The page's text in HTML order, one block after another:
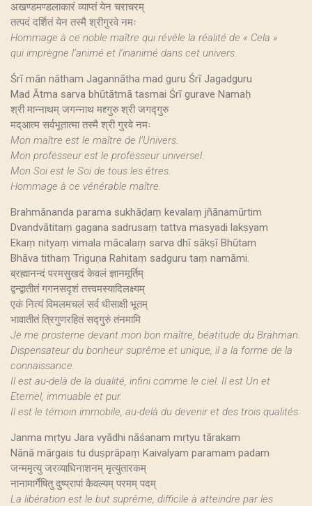
अखण्डमण्डलाकारं व्याप्तं येन चराचरम्
तत्पदं दर्शितं येन तस्मै श्रीगुरवे नमः
Hommage à ce noble maître qui révèle la réalité de « Cela »
qui imprègne l’animé et l’inanimé dans cet univers.
Śrī mān nātham Jagannātha mad guru Śrī Jagadguru
Mad Ātma sarva bhūtātmā tasmai Śrī gurave Namaḥ
श्री मान्नाथम् जगन्नाथ मद्द्गुरु श्री जगद्गुरु
मद्आत्म सर्वभूतात्मा तस्मै श्री गुरवे नमः
Mon maître est le maître de l’Univers.
Mon professeur est le professeur universel.
Mon Soi est le Soi de tous les êtres.
Hommage à ce vénérable maître.
Brahmānanda parama sukhāḍaṃ kevalaṃ jñānamūrtim
Dvandvātitaṃ gagana sadrusaṃ tattva masyadi lakṣyam
Ekaṃ nityaṃ vimala mācalaṃ sarva dhī sākṣī Bhūtam
Bhāva tithaṃ Triguṇa Rahitaṃ sadguru taṃ namāmi.
ब्रह्मानन्दं परमसुखदं केवलं ज्ञानमूर्तिम्
द्वन्द्वातीतं गगनसदृशं तत्त्वमस्यादिलक्ष्यम्
एकं नित्यं विमलमचलं सर्व धीसाक्षी भूतम्
भावातीतं त्रिगुणरहितं सद्गुरुं तंनमामि
Je me prosterne devant mon bon maître, béatitude du Brahman.
Dispensateur du bonheur suprême et unique, il a la forme de la
connaissance.
Il est au-delà de la dualité, infini comme le ciel. Il est Un et
Eternel, immuable et pur.
Il est le témoin immobile, au-delà du devenir et des trois qualités.
Janma mṛtyu Jara vyādhi nāśanam mṛtyu tārakam
Nānā mārgais tu duṣprāpaṃ Kaivalyam paramam padam
जन्ममृत्यु जरव्याधिनाशनम् मृत्युतारकम्
नानामार्गैषितु दुष्प्रापां कैवल्यम् परमम् पदम्
La libération est le but suprême, difficile à atteindre par les